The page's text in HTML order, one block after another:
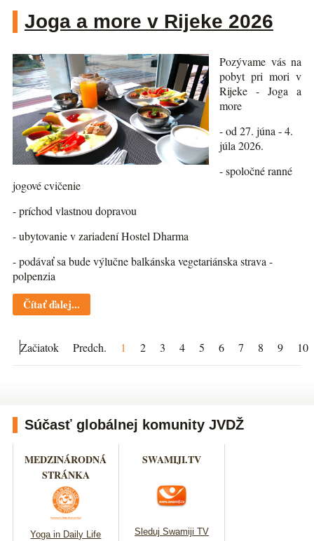
Joga a more v Rijeke 2026
Pozývame vás na
pobyt pri mori v
Rijeke - Joga a
more
- od 27. júna - 4.
júla 2026.
- spoločné ranné
jogové cvičenie
- príchod vlastnou dopravou
- ubytovanie v zariadení Hostel Dharma
- podávať sa bude výlučne balkánska vegetariánska strava -
polpenzia
Čítať ďalej...
Začiatok Predch. 1 2 3 4 5 6 7 8 9 10
Súčasť globálnej komunity JVDŽ
MEDZINÁRODNÁ
STRÁNKA
Yoga in Daily Life
SWAMIJI.TV
Sleduj Swamiji TV